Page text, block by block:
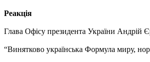
Реакція
Глава Офісу президента України Андрій
“Винятково українська Формула миру,